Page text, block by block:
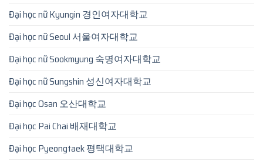
Đại học nữ Kyungin 경인여자대학교
Đại học nữ Seoul 서울여자대학교
Đại học nữ Sookmyung 숙명여자대학교
Đại học nữ Sungshin 성신여자대학교
Đại học Osan 오산대학교
Đại học Pai Chai 배재대학교
Đại học Pyeongtaek 평택대학교